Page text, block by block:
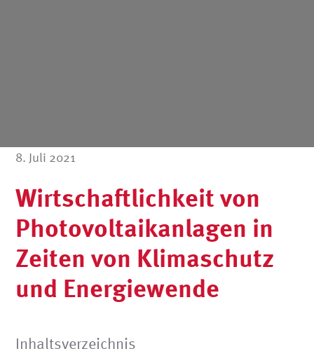
8. Juli 2021
Wirtschaftlichkeit von
Photovoltaikanlagen in
Zeiten von Klimaschutz
und Energiewende
Inhaltsverzeichnis